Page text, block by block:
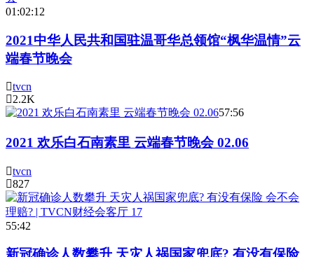
01:02:12
2021中华人民共和国驻温哥华总领馆“枫华温情”云
端春节晚会
tvcn
2.2K
57:56
2021 欢乐白石南素里 云端春节晚会 02.06
tvcn
827
55:42